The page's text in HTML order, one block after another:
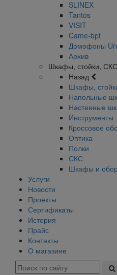
SLINEX
Tantos
VISIT
Came-bpt
Домофоны
Архив
Шкафы, стойки, СКС
Назад
Шкафы,
Напольные
Настенные
Инструменты
Кроссовое
Оптика
Полки
СКС
Шкафы и
Услуги
Новости
Проекты
Сертификаты
История
Прайс
Контакты
О магазине